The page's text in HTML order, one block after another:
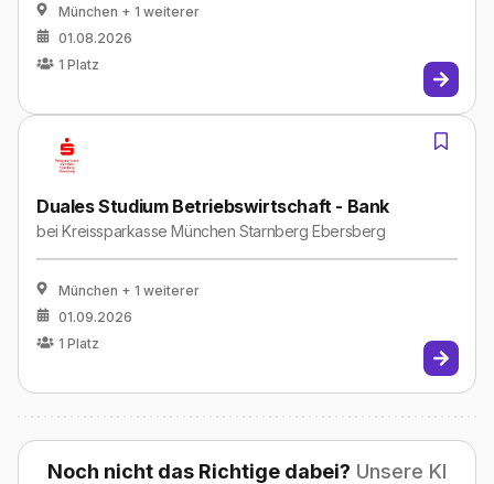
München + 1 weiterer
01.08.2026
1 Platz
Duales Studium Betriebswirtschaft - Bank
beiKreissparkasse München Starnberg Ebersberg
München + 1 weiterer
01.09.2026
1 Platz
Noch nicht das Richtige dabei? Unsere KI